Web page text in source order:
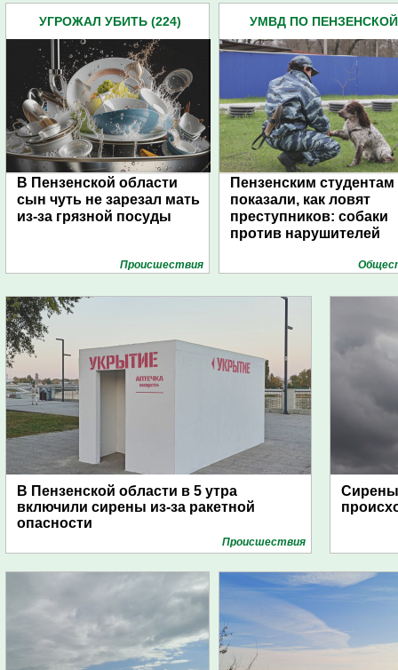
УГРОЖАЛ УБИТЬ (224)
В Пензенской области
сын чуть не зарезал мать
из-за грязной посуды
Проиcшествия
УМВД ПО ПЕНЗЕНСКОЙ
Пензенским студентам
показали, как ловят
преступников: собаки
против нарушителей
В Пензенской области в 5 утра
включили сирены из-за ракетной
опасности
Проиcшествия
Сирены